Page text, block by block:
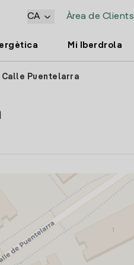
Àrea de Clients
CA
Mi Iberdrola
Puentelarra